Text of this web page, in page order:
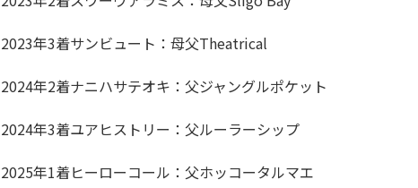
2023年3着サンビュート：母父Theatrical
2024年2着ナニハサテオキ：父ジャングルポケット
2024年3着ユアヒストリー：父ルーラーシップ
2025年1着ヒーローコール：父ホッコータルマエ